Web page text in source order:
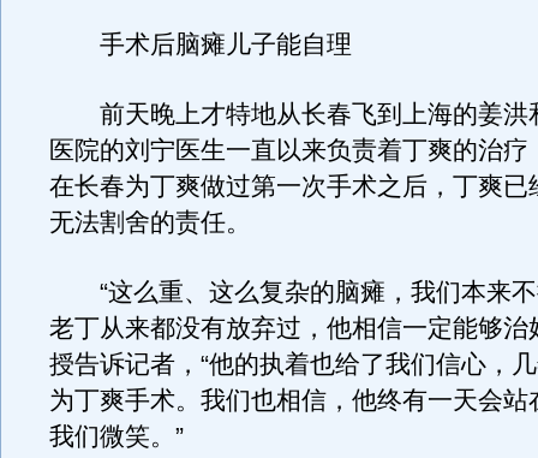
手术后脑瘫儿子能自理
前天晚上才特地从长春飞到上海的姜洪
医院的刘宁医生一直以来负责着丁爽的治疗
在长春为丁爽做过第一次手术之后，丁爽已
无法割舍的责任。
“这么重、这么复杂的脑瘫，我们本来不
老丁从来都没有放弃过，他相信一定能够治
授告诉记者，“他的执着也给了我们信心，
为丁爽手术。我们也相信，他终有一天会站
我们微笑。”